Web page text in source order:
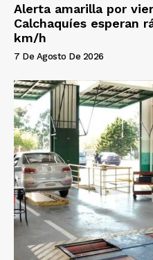
Alerta amarilla por
Calchaquíes esperan
km/h
7 De Agosto De 2026